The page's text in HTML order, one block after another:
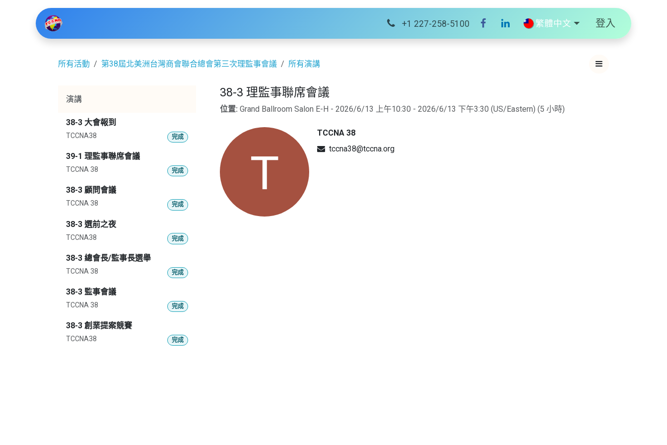
+1 227-258-5100 繁體中文 登入
所有活動 第38屆北美洲台灣商會聯合總會第三次理監事會議 所有演講
演講
38-3 大會報到
TCCNA38 完成
39-1 理監事聯席會議
TCCNA 38 完成
38-3 顧問會議
TCCNA 38 完成
38-3 選前之夜
TCCNA38 完成
38-3 總會長/監事長選舉
TCCNA 38 完成
38-3 監事會議
TCCNA 38 完成
38-3 創業提案競賽
TCCNA38 完成
38-3 理監事聯席會議
位置: Grand Ballroom Salon E-H - 2026/6/13 上午10:30 - 2026/6/13 下午3:30 (US/Eastern) (5 小時)
TCCNA 38
tccna38@tccna.org